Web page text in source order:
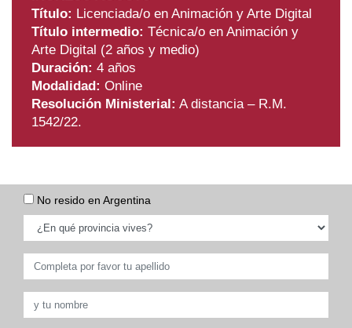
Título: Licenciada/o en Animación y Arte Digital
Título intermedio: Técnica/o en Animación y
Arte Digital (2 años y medio)
Duración: 4 años
Modalidad: Online
Resolución Ministerial: A distancia – R.M.
1542/22.
No resido en Argentina